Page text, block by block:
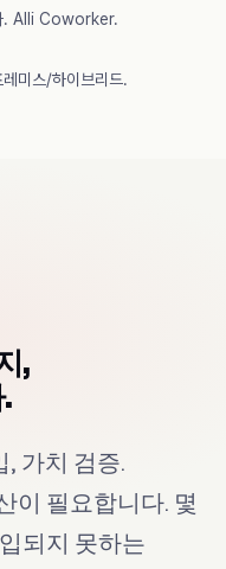
. Alli Coworker.
미스/하이브리드.
,
가치 검증.
이 필요합니다. 몇
되지 못하는